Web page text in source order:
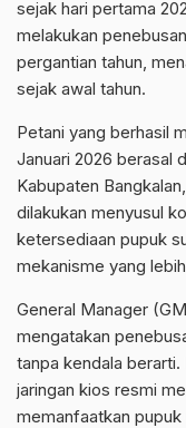
sejak hari pertama
melakukan
pergantian tahun,
sejak awal tahun.
Petani yang berhasil
Januari 2026 berasal
Kabupaten
dilakukan menyusul
ketersediaan pupuk
mekanisme yang
General Manager
mengatakan
tanpa kendala
jaringan kios resmi
memanfaatkan